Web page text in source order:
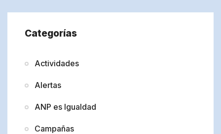
Categorías
Actividades
Alertas
ANP es Igualdad
Campañas